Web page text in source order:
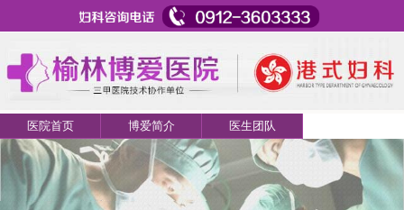
医院首页 博爱简介 医生团队